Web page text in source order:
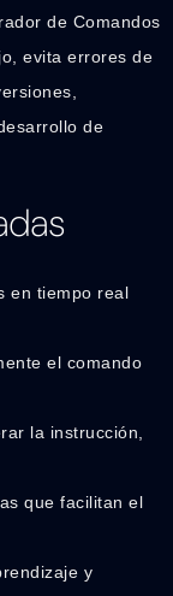
de Comandos
evita errores de
de
en tiempo real
el comando
la instrucción,
que facilitan el
y